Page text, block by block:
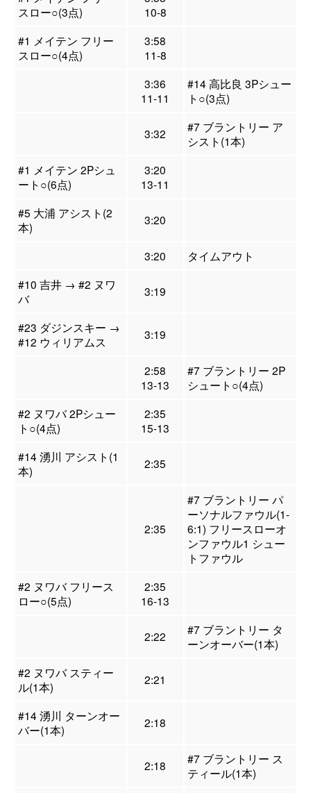
スロー○(3点)
10-8
#1 メイテン フリー
スロー○(4点)
3:58
11-8
3:36
11-11
#14 高比良 3Pシュー
ト○(3点)
3:32
#7 ブラントリー ア
シスト(1本)
#1 メイテン 2Pシュ
ート○(6点)
3:20
13-11
#5 大浦 アシスト(2
本)
3:20
3:20
タイムアウト
#10 吉井 → #2 ヌワ
バ
3:19
#23 ダジンスキー →
#12 ウィリアムス
3:19
2:58
13-13
#7 ブラントリー 2P
シュート○(4点)
#2 ヌワバ 2Pシュー
ト○(4点)
2:35
15-13
#14 湧川 アシスト(1
本)
2:35
2:35
#7 ブラントリー パ
ーソナルファウル(1-
6:1) フリースローオ
ンファウル1 シュー
トファウル
#2 ヌワバ フリース
ロー○(5点)
2:35
16-13
2:22
#7 ブラントリー タ
ーンオーバー(1本)
#2 ヌワバ スティー
ル(1本)
2:21
#14 湧川 ターンオー
バー(1本)
2:18
2:18
#7 ブラントリー ス
ティール(1本)